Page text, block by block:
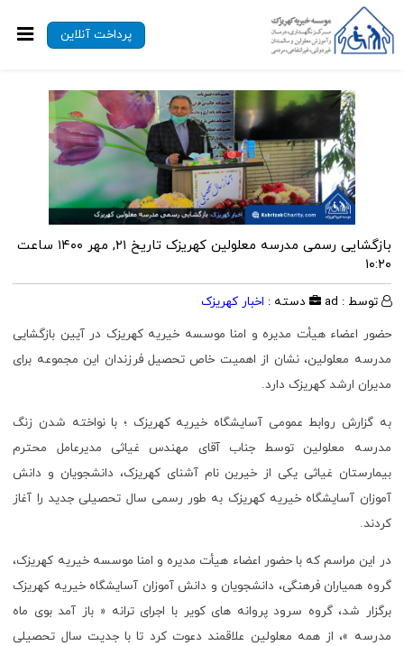
پرداخت آنلاین
بازگشایی رسمی مدرسه معلولین کهریزک
تاریخ ۲۱, مهر ۱۴۰۰ ساعت
۱۰:۲۰
توسط : ad دسته : اخبار کهریزک
حضور اعضاء هیأت مدیره و امنا موسسه خیریه کهریزک در آیین بازگشایی
مدرسه معلولین، نشان از اهمیت خاص تحصیل فرزندان این مجموعه برای
مدیران ارشد کهریزک دارد.
به گزارش روابط عمومی آسایشگاه خیریه کهریزک ؛ با نواخته شدن زنگ
مدرسه معلولین توسط جناب آقای مهندس غیاثی مدیرعامل محترم
بیمارستان غیاثی یکی از خیرین نام آشنای کهریزک، دانشجویان و دانش
آموزان آسایشگاه خیریه کهریزک به طور رسمی سال تحصیلی جدید را آغاز
کردند.
در این مراسم که با حضور اعضاء هیأت مدیره و امنا موسسه خیریه کهریزک،
گروه همیاران فرهنگی، دانشجویان و دانش آموزان آسایشگاه خیریه کهریزک
برگزار شد، گروه سرود پروانه های کویر با اجرای ترانه « باز آمد بوی ماه
مدرسه »، از همه معلولین علاقمند دعوت کرد تا با جدیت سال تحصیلی